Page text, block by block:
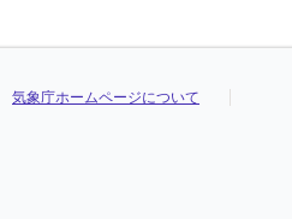
気象庁ホームページについて